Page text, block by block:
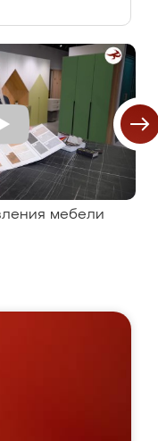
мебели